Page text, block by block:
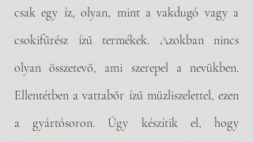
csak egy íz, olyan, mint a vakdugó vagy a
csokifűrész ízű termékek. Azokban nincs
olyan összetevő, ami szerepel a nevükben.
Ellentétben a vattabőr ízű müzliszelettel, ezen
a gyártósoron. Úgy készítik el, hogy